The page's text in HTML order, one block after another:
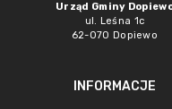
Urząd Gminy
ul. Leśna 1c
62-070 Dopiewo
INFORMACJE